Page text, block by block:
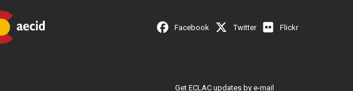
Facebook Twitter Flickr
Get ECLAC updates by e-mail